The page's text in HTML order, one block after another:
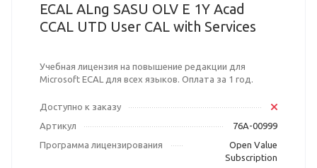
ECAL ALng SASU OLV E 1Y Acad
CCAL UTD User CAL with Services
Учебная лицензия на повышение редакции для
Microsoft ECAL для всех языков. Оплата за 1 год.
Доступно к заказу
Артикул
76A-00999
Программа лицензирования
Open Value
Subscription